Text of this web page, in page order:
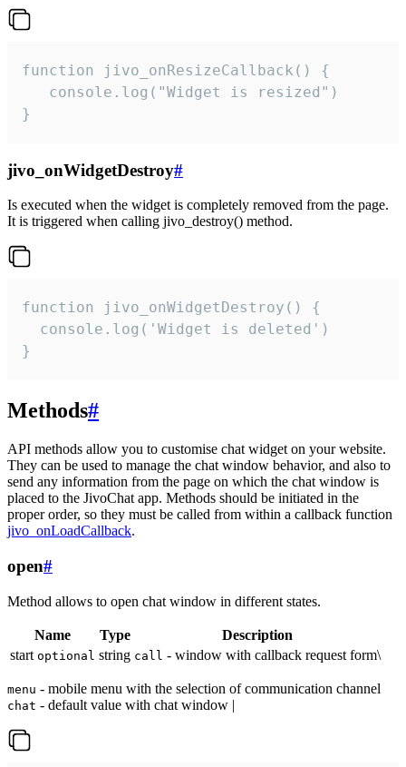
function jivo_onResizeCallback() {
   console.log("Widget is resized")
}
jivo_onWidgetDestroy#
Is executed when the widget is completely removed from the page.
It is triggered when calling jivo_destroy() method.
function jivo_onWidgetDestroy() {
  console.log('Widget is deleted')
}
Methods#
API methods allow you to customise chat widget on your website.
They can be used to manage the chat window behavior, and also to
send any information from the page on which the chat window is
placed to the JivoChat app. Methods should be initiated in the
proper order, so they must be called from within a callback function
jivo_onLoadCallback.
open#
Method allows to open chat window in different states.
Name Type
Description
start optional string call - window with callback request form\
menu - mobile menu with the selection of communication channel
chat - default value with chat window |